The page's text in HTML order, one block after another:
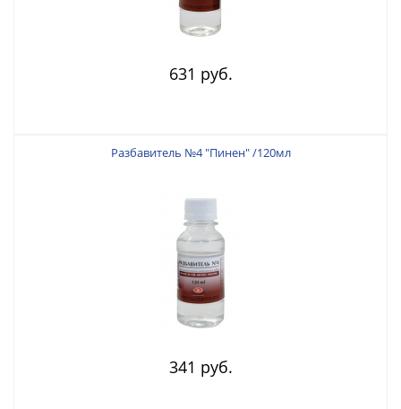
631 руб.
Разбавитель №4 "Пинен" /120мл
341 руб.